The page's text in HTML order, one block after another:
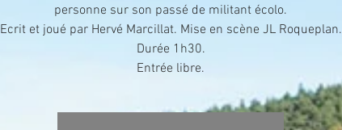
personne sur son passé de militant écolo.
Ecrit et joué par Hervé Marcillat. Mise en scène JL Roqueplan.
Durée 1h30.
Entrée libre.